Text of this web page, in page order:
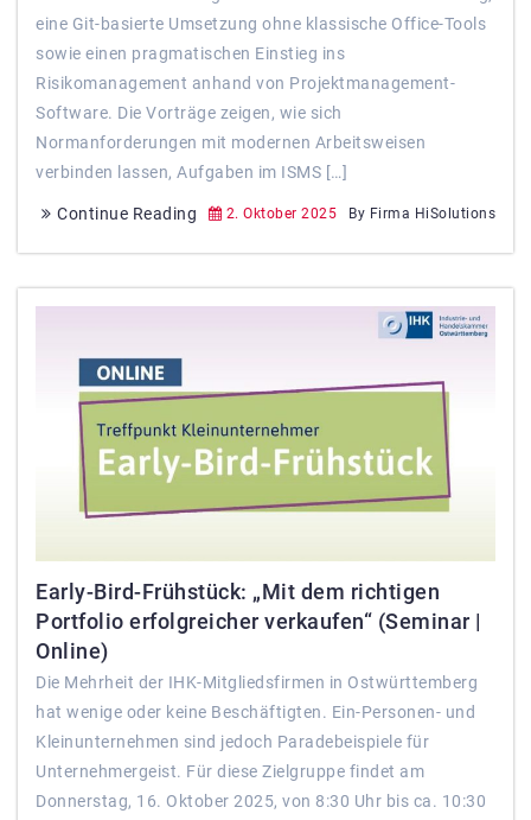
eine Git-basierte Umsetzung ohne klassische Office-Tools
sowie einen pragmatischen Einstieg ins
Risikomanagement anhand von Projektmanagement-
Software. Die Vorträge zeigen, wie sich
Normanforderungen mit modernen Arbeitsweisen
verbinden lassen, Aufgaben im ISMS […]
Continue Reading 2. Oktober 2025 By Firma HiSolutions
Early-Bird-Frühstück: „Mit dem richtigen
Portfolio erfolgreicher verkaufen“ (Seminar |
Online)
Die Mehrheit der IHK-Mitgliedsfirmen in Ostwürttemberg
hat wenige oder keine Beschäftigten. Ein-Personen- und
Kleinunternehmen sind jedoch Paradebeispiele für
Unternehmergeist. Für diese Zielgruppe findet am
Donnerstag, 16. Oktober 2025, von 8:30 Uhr bis ca. 10:30